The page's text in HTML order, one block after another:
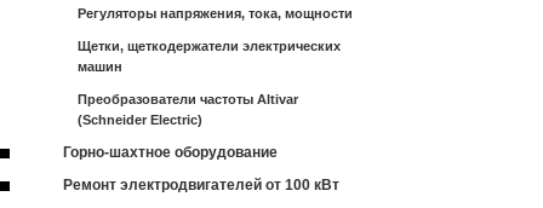
Регуляторы напряжения, тока, мощности
Щетки, щеткодержатели электрических
машин
Преобразователи частоты Altivar
(Schneider Electric)
Горно-шахтное оборудование
Ремонт электродвигателей от 100 кВт